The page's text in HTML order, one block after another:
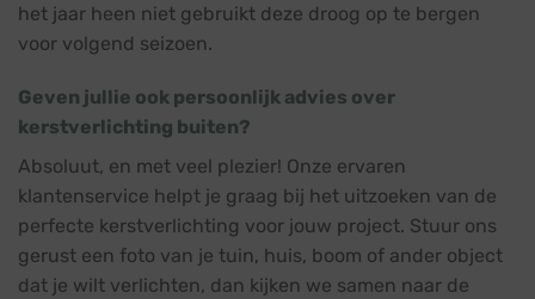
het jaar heen niet gebruikt deze droog op te bergen
voor volgend seizoen.
Geven jullie ook persoonlijk advies over
kerstverlichting buiten?
Absoluut, en met veel plezier! Onze ervaren
klantenservice helpt je graag bij het uitzoeken van de
perfecte kerstverlichting voor jouw project. Stuur ons
gerust een foto van je tuin, huis, boom of ander object
dat je wilt verlichten, dan kijken we samen naar de